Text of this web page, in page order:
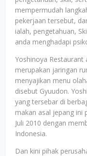
mempermudah
pekerjaan tersebut,
ialah, pengetahuan,
anda menghadapi
Yoshinoya
merupakan jaringan
menyajikan menu
disebut Gyuudon.
yang tersebar di
makan asal jepang ini
Juli 2010 dengan
Indonesia.
Dan kini pihak